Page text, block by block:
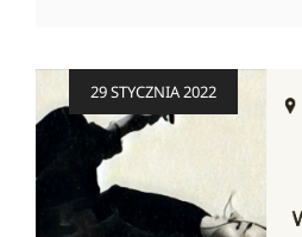
on
29 STYCZNIA 2022